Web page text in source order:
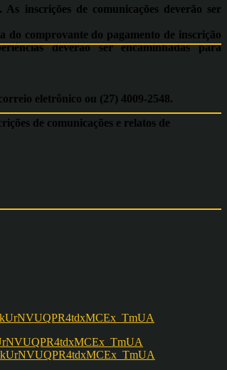
inscrições de comunicações deverão ser
do comprovante do pagamento de inscrição
deverão ser encaminhadas para
eletrônico ou (27) 4009-2548.
de comunicações e relatos de